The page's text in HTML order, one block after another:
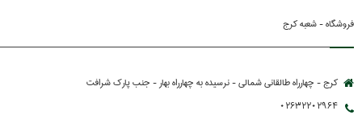
فروشگاه - شعبه کرج
کرج - چهارراه طالقانی شمالی - نرسیده به چهارراه بهار - جنب پارك شرافت
02632202964